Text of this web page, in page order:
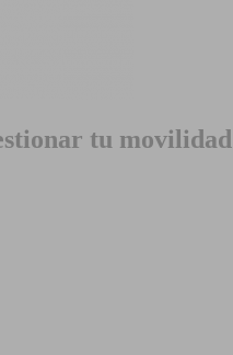
tu movilidad